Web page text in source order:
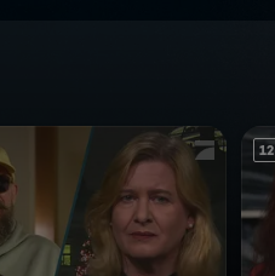
12